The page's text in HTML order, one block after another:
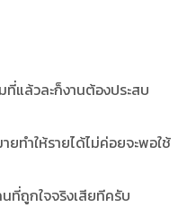
ที่แล้วละก็งานต้องประสบ
ยทำให้รายได้ไม่ค่อยจะพอใช้
ที่ถูกใจจริงเสียทีครับ